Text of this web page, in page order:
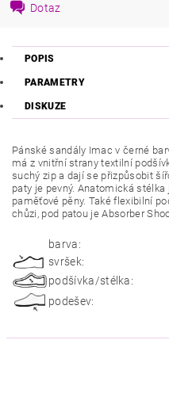
Dotaz
POPIS
PARAMETRY
DISKUZE
Pánské sandály Imac v černé
má z vnitřní strany textilní
suchý zip a dají se přizpůsobit
paty je pevný. Anatomická stélka
paměťové pěny. Také flexibilní
chůzi, pod patou je Absorber
barva:
svršek:
podšívka/stélka:
podešev: